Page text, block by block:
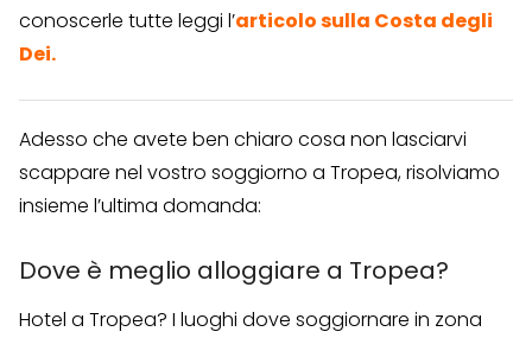
conoscerle tutte leggi l’articolo sulla Costa degli
Dei.
Adesso che avete ben chiaro cosa non lasciarvi
scappare nel vostro soggiorno a Tropea, risolviamo
insieme l’ultima domanda:
Dove è meglio alloggiare a Tropea?
Hotel a Tropea? I luoghi dove soggiornare in zona